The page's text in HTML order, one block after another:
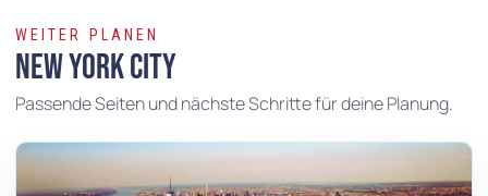
WEITER PLANEN
New York City
Passende Seiten und nächste Schritte für deine Planung.